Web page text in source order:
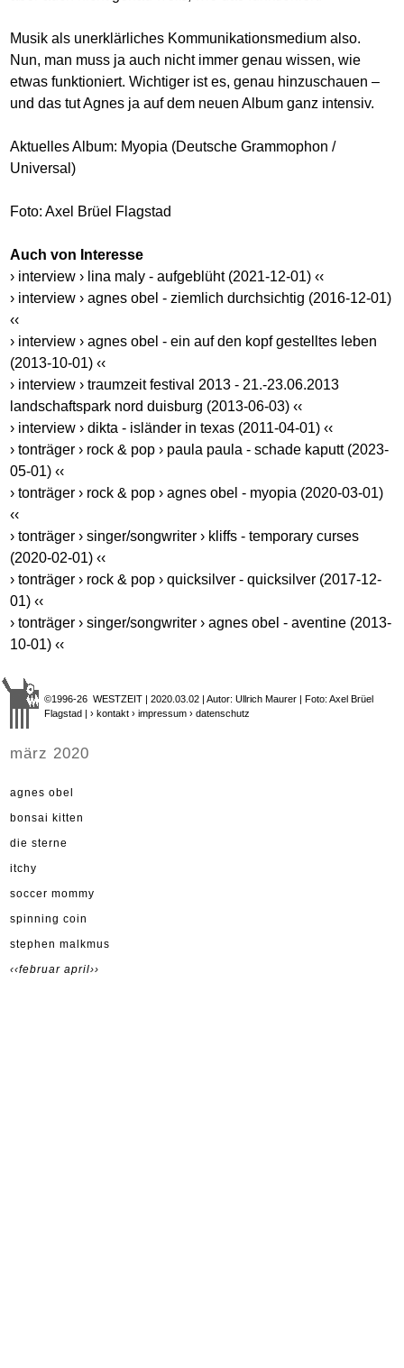
Musik als unerklärliches Kommunikationsmedium also.
Nun, man muss ja auch nicht immer genau wissen, wie
etwas funktioniert. Wichtiger ist es, genau hinzuschauen –
und das tut Agnes ja auf dem neuen Album ganz intensiv.
Aktuelles Album: Myopia (Deutsche Grammophon /
Universal)
Foto: Axel Brüel Flagstad
Auch von Interesse
› interview › lina maly - aufgeblüht (2021-12-01) ‹‹
› interview › agnes obel - ziemlich durchsichtig (2016-12-01)
‹‹
› interview › agnes obel - ein auf den kopf gestelltes leben
(2013-10-01) ‹‹
› interview › traumzeit festival 2013 - 21.-23.06.2013
landschaftspark nord duisburg (2013-06-03) ‹‹
› interview › dikta - isländer in texas (2011-04-01) ‹‹
› tonträger › rock & pop › paula paula - schade kaputt (2023-
05-01) ‹‹
› tonträger › rock & pop › agnes obel - myopia (2020-03-01)
‹‹
› tonträger › singer/songwriter › kliffs - temporary curses
(2020-02-01) ‹‹
› tonträger › rock & pop › quicksilver - quicksilver (2017-12-
01) ‹‹
› tonträger › singer/songwriter › agnes obel - aventine (2013-
10-01) ‹‹
©1996-26 WESTZEIT | 2020.03.02 | Autor: Ullrich Maurer | Foto: Axel Brüel
Flagstad |› kontakt › impressum › datenschutz
märz 2020
agnes obel
bonsai kitten
die sterne
itchy
soccer mommy
spinning coin
stephen malkmus
‹‹februar april››